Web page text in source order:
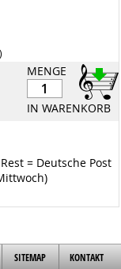
MENGE
IN WARENKORB
= Deutsche Post
SITEMAP KONTAKT